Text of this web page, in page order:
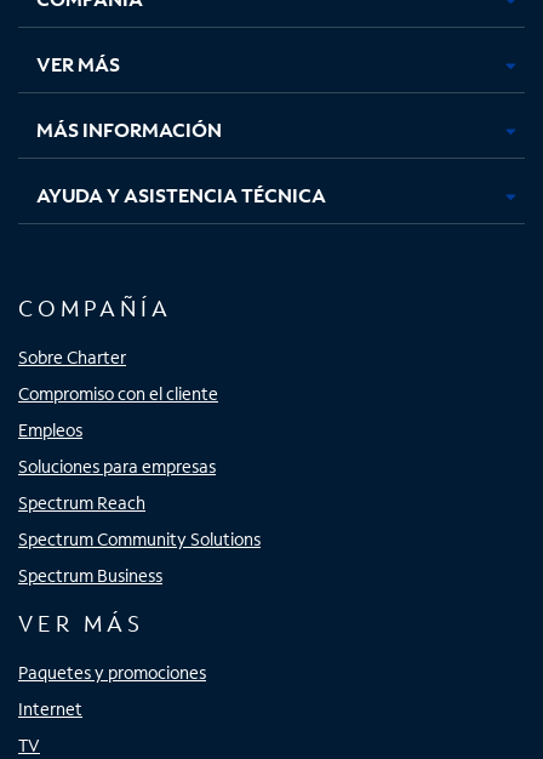
en
pestaña
nueva
en
pestaña
nueva
en
pestaña
nueva
en
nueva
VER MÁS
MÁS INFORMACIÓN
AYUDA Y ASISTENCIA TÉCNICA
COMPAÑÍA
Sobre Charter
Compromiso con el cliente
Empleos
Soluciones para empresas
Spectrum Reach
Spectrum Community Solutions
Spectrum Business
VER MÁS
Paquetes y promociones
Internet
TV